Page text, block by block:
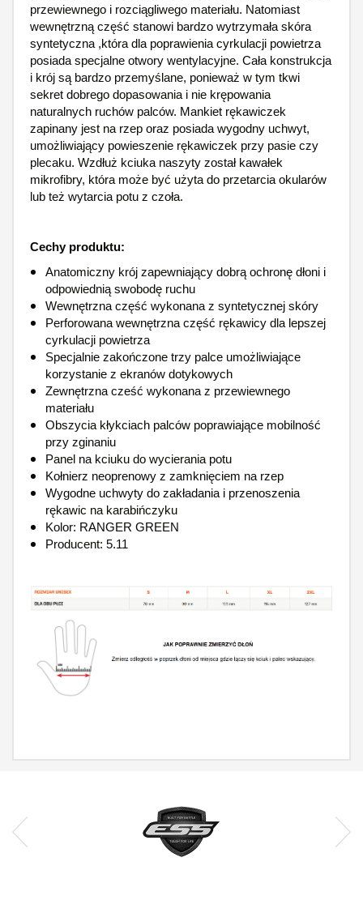
przewiewnego i rozciągliwego materiału. Natomiast
wewnętrzną część stanowi bardzo wytrzymała skóra
syntetyczna ,która dla poprawienia cyrkulacji powietrza
posiada specjalne otwory wentylacyjne. Cała konstrukcja
i krój są bardzo przemyślane, ponieważ w tym tkwi
sekret dobrego dopasowania i nie krępowania
naturalnych ruchów palców. Mankiet rękawiczek
zapinany jest na rzep oraz posiada wygodny uchwyt,
umożliwiający powieszenie rękawiczek przy pasie czy
plecaku. Wzdłuż kciuka naszyty został kawałek
mikrofibry, która może być użyta do przetarcia okularów
lub też wytarcia potu z czoła.
Cechy produktu:
Anatomiczny krój zapewniający dobrą ochronę dłoni i
odpowiednią swobodę ruchu
Wewnętrzna część wykonana z syntetycznej skóry
Perforowana wewnętrzna część rękawicy dla lepszej
cyrkulacji powietrza
Specjalnie zakończone trzy palce umożliwiające
korzystanie z ekranów dotykowych
Zewnętrzna cześć wykonana z przewiewnego
materiału
Obszycia kłykciach palców poprawiające mobilność
przy zginaniu
Panel na kciuku do wycierania potu
Kołnierz neoprenowy z zamknięciem na rzep
Wygodne uchwyty do zakładania i przenoszenia
rękawic na karabińczyku
Kolor: RANGER GREEN
Producent: 5.11